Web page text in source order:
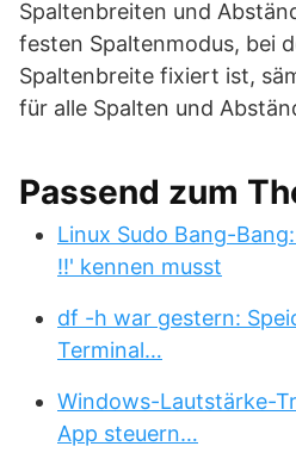
Spaltenbreiten und
festen Spaltenmodus, bei
Spaltenbreite fixiert ist,
für alle Spalten und
Passend zum
Linux Sudo Bang-
!!' kennen musst
df -h war gestern:
Terminal…
Windows-Lautstärke-
App steuern…